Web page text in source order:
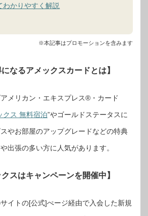
わかりやすく解説
※本記事はプロモーションを含みます
なるアメックスカードとは】
メリカン・エキスプレス®・カード
クス 無料宿泊”やゴールドステータスに
やお部屋のアップグレードなどの特典
出張の多い方に人気があります。
スはキャンペーンを開催中】
イトの[公式]ぺージ経由で入会した新規